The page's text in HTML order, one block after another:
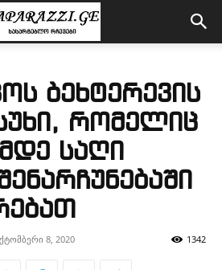
ბეხტერევის
რომელიც
საღი
8, 2020 1342